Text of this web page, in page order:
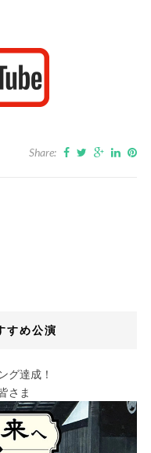
Share:
すめ公演
グ達成！
さま